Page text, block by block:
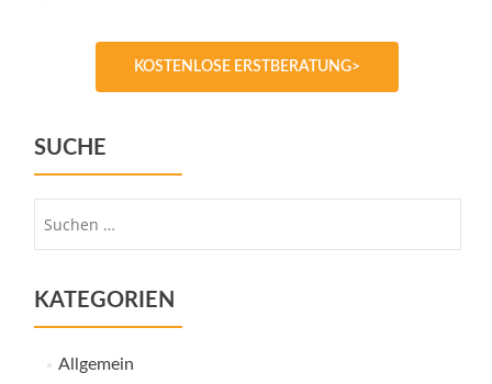
KOSTENLOSE ERSTBERATUNG>
SUCHE
KATEGORIEN
Allgemein